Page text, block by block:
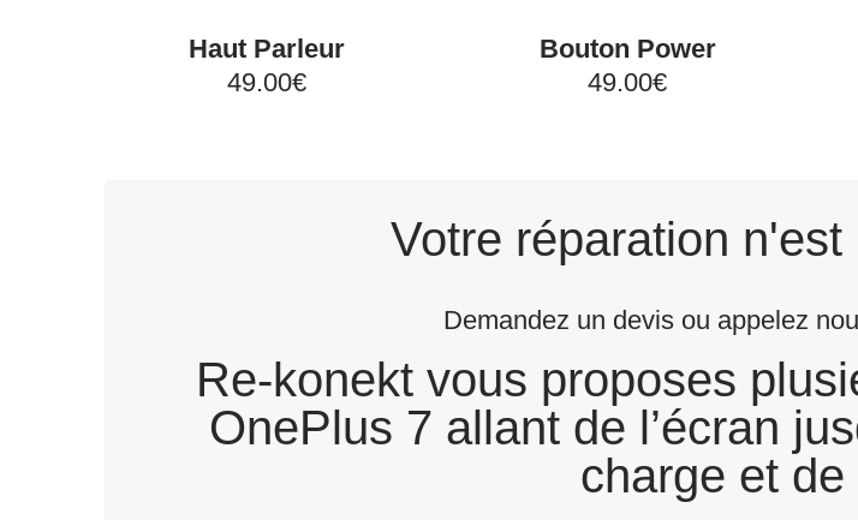
Haut Parleur
49.00€
Bouton Power
49.00€
Votre réparation
Demandez un devis ou appelez
Re-konekt vous proposes
OnePlus 7 allant de l’écran
charge et de